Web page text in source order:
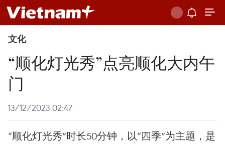
文化
“顺化灯光秀”点亮顺化大内午
门
13/12/2023 02:47
“顺化灯光秀”时长50分钟，以“四季”为主题，是